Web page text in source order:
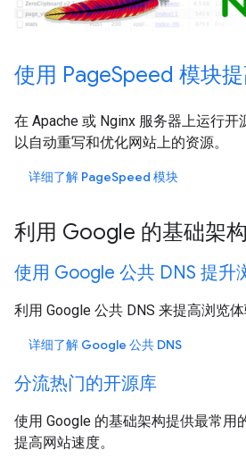
使用 PageSpeed 模块
在 Apache 或 Nginx 服务器上运行开
以自动重写和优化网站上的资源。
详细了解 PageSpeed 模块
利用 Google 的基础架构
使用 Google 公共 DNS 提升
利用 Google 公共 DNS 来提高浏览体
详细了解 Google 公共 DNS
分流热门的开源库
使用 Google 的基础架构提供最常用
提高网站速度。